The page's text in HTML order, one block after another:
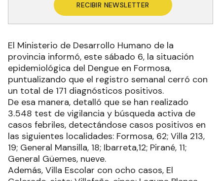
RECIBIR NEWSLETTER
El Ministerio de Desarrollo Humano de la
provincia informó, este sábado 6, la situación
epidemiológica del Dengue en Formosa,
puntualizando que el registro semanal cerró con
un total de 171 diagnósticos positivos.
De esa manera, detalló que se han realizado
3.548 test de vigilancia y búsqueda activa de
casos febriles, detectándose casos positivos en
las siguientes localidades: Formosa, 62; Villa 213,
19; General Mansilla, 18; Ibarreta,12; Pirané, 11;
General Güemes, nueve.
Además, Villa Escolar con ocho casos, El